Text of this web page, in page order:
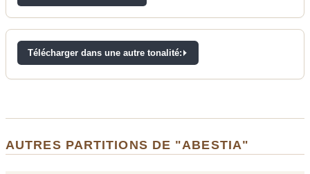
Télécharger dans une autre tonalité:
AUTRES PARTITIONS DE "ABESTIA"